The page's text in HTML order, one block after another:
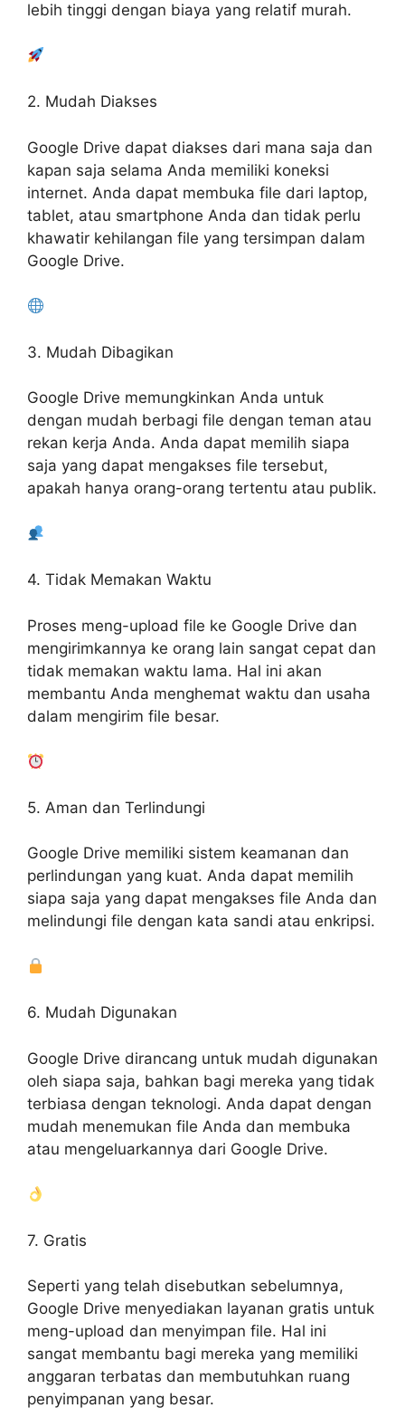
lebih tinggi dengan biaya yang relatif murah.
2. Mudah Diakses
Google Drive dapat diakses dari mana saja dan
kapan saja selama Anda memiliki koneksi
internet. Anda dapat membuka file dari laptop,
tablet, atau smartphone Anda dan tidak perlu
khawatir kehilangan file yang tersimpan dalam
Google Drive.
3. Mudah Dibagikan
Google Drive memungkinkan Anda untuk
dengan mudah berbagi file dengan teman atau
rekan kerja Anda. Anda dapat memilih siapa
saja yang dapat mengakses file tersebut,
apakah hanya orang-orang tertentu atau publik.
4. Tidak Memakan Waktu
Proses meng-upload file ke Google Drive dan
mengirimkannya ke orang lain sangat cepat dan
tidak memakan waktu lama. Hal ini akan
membantu Anda menghemat waktu dan usaha
dalam mengirim file besar.
5. Aman dan Terlindungi
Google Drive memiliki sistem keamanan dan
perlindungan yang kuat. Anda dapat memilih
siapa saja yang dapat mengakses file Anda dan
melindungi file dengan kata sandi atau enkripsi.
6. Mudah Digunakan
Google Drive dirancang untuk mudah digunakan
oleh siapa saja, bahkan bagi mereka yang tidak
terbiasa dengan teknologi. Anda dapat dengan
mudah menemukan file Anda dan membuka
atau mengeluarkannya dari Google Drive.
7. Gratis
Seperti yang telah disebutkan sebelumnya,
Google Drive menyediakan layanan gratis untuk
meng-upload dan menyimpan file. Hal ini
sangat membantu bagi mereka yang memiliki
anggaran terbatas dan membutuhkan ruang
penyimpanan yang besar.